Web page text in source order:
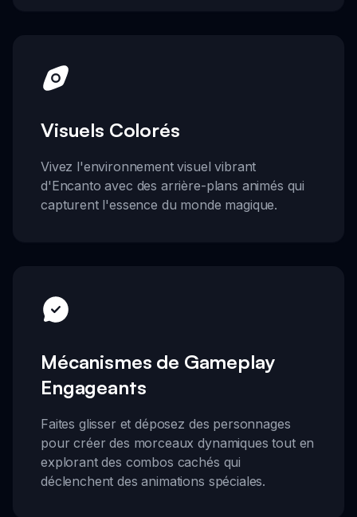
Visuels Colorés
Vivez l'environnement visuel vibrant
d'Encanto avec des arrière-plans animés qui
capturent l'essence du monde magique.
Mécanismes de Gameplay
Engageants
Faites glisser et déposez des personnages
pour créer des morceaux dynamiques tout en
explorant des combos cachés qui
déclenchent des animations spéciales.